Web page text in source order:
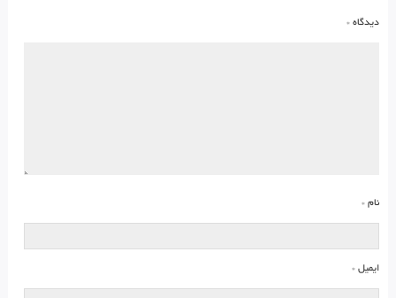
دیدگاه *
نام *
ایمیل *